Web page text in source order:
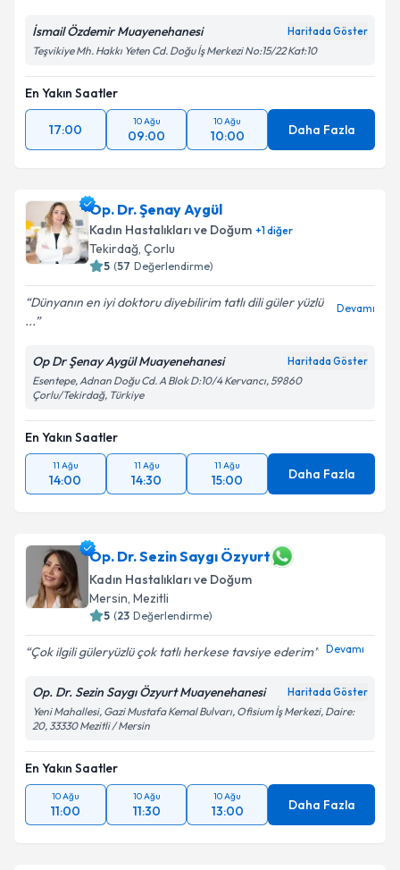
İsmail Özdemir Muayenehanesi Haritada Göster
Teşvikiye Mh. Hakkı Yeten Cd. Doğu İş Merkezi No:15/22 Kat:10
En Yakın Saatler
17:00
10 Ağu
09:00
10 Ağu
10:00 Daha Fazla
Op. Dr. Şenay Aygül
Kadın Hastalıkları ve Doğum +1diğer
Tekirdağ, Çorlu
5 (57 Değerlendirme)
Dünyanın en iyi doktoru diyebilirim tatlı dili güler yüzlü
...
Devamı
Op Dr Şenay Aygül Muayenehanesi Haritada Göster
Esentepe, Adnan Doğu Cd. A Blok D:10/4 Kervancı, 59860
Çorlu/Tekirdağ, Türkiye
En Yakın Saatler
11 Ağu
14:00
11 Ağu
14:30
11 Ağu
15:00 Daha Fazla
Op. Dr. Sezin Saygı Özyurt
Kadın Hastalıkları ve Doğum
Mersin, Mezitli
5 (23 Değerlendirme)
Çok ilgili güleryüzlü çok tatlı herkese tavsiye ederim Devamı
Op. Dr. Sezin Saygı Özyurt Muayenehanesi Haritada Göster
Yeni Mahallesi, Gazi Mustafa Kemal Bulvarı, Ofisium İş Merkezi, Daire:
20, 33330 Mezitli / Mersin
En Yakın Saatler
10 Ağu
11:00
10 Ağu
11:30
10 Ağu
13:00 Daha Fazla